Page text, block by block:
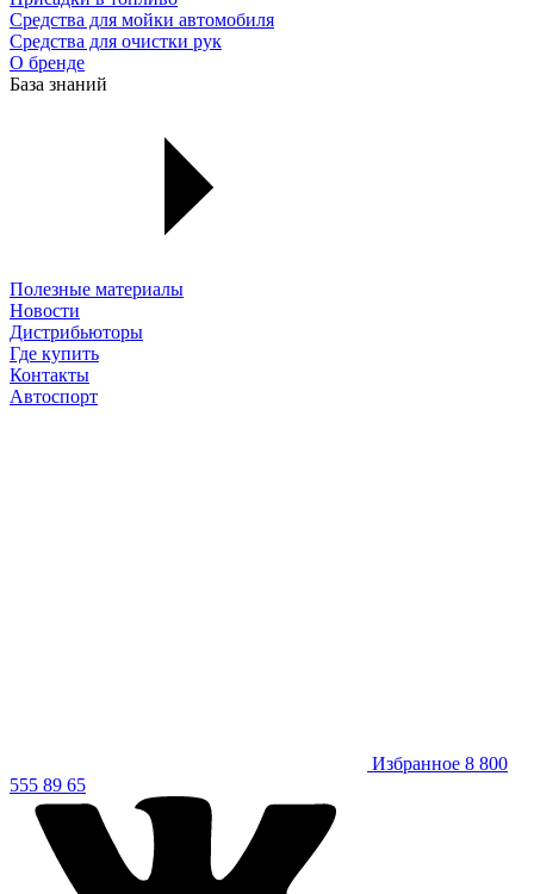
Средства для мойки автомобиля
Средства для очистки рук
О бренде
База знаний
Полезные материалы
Новости
Дистрибьюторы
Где купить
Контакты
Автоспорт
Избранное 8 800
555 89 65